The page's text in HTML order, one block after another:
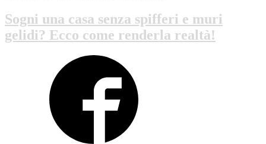
Sogni una casa senza spifferi e muri
gelidi? Ecco come renderla realtà!